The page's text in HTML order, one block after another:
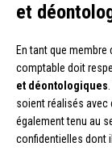
et
En tant que membre
comptable doit
et déontologiques
soient réalisés avec
également tenu au
confidentielles dont